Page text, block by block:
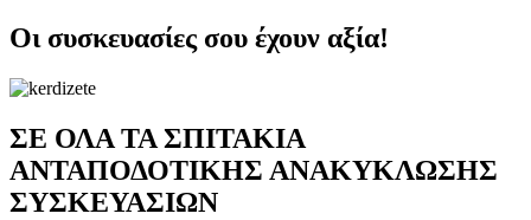
Οι συσκευασίες σου έχουν αξία!
ΣΕ ΟΛΑ ΤΑ ΣΠΙΤΑΚΙΑ
ΑΝΤΑΠΟΔΟΤΙΚΗΣ ΑΝΑΚΥΚΛΩΣΗΣ
ΣΥΣΚΕΥΑΣΙΩΝ